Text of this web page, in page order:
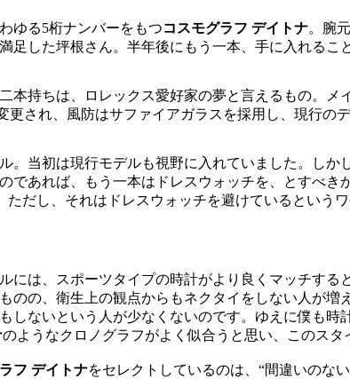
ゆる5桁ナンバーをもつコスモグラフ デイトナ。腕
足した坪根さん。半年後にもう一本、手に入れるこ
本持ちは、ロレックス愛好家の夢と言えるもの。メ
更され、風防はサファイアガラスを採用し、現行の
。当初は現行モデルも視野に入れていました。し
であれば、もう一本はドレスウォッチを、とすべき
ただし、それはドレスウォッチを避けているという
には、スポーツタイプの時計がより良くマッチす
のの、衛生上の観点からもネクタイをしない人が
しないという人が少なくないのです。ゆえに僕も
のようなクロノグラフがよく似合うと思い、このスタ
フ デイトナをセレクトしているのは、“間違いのな